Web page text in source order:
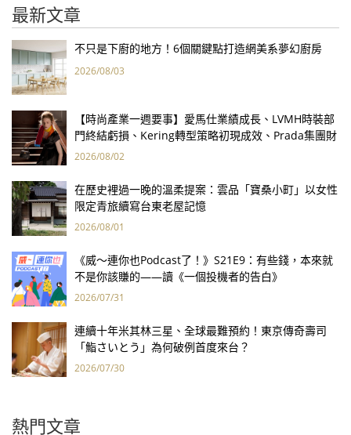
最新文章
不只是下廚的地方！6個關鍵點打造網美系夢幻廚房
2026/08/03
【時尚產業一週要事】愛馬仕業績成長、LVMH時裝部
門終結虧損、Kering轉型策略初現成效、Prada集團財
報亮眼
2026/08/02
在歷史裡過一晚的溫柔提案：雲品「寶桑小町」以女性
限定青旅續寫台東老屋記憶
2026/08/01
《威～連你也Podcast了！》S21E9：有些錢，本來就
不是你該賺的——讀《一個投機者的告白》
2026/07/31
連續十年米其林三星、全球最難預約！東京傳奇壽司
「鮨さいとう」為何破例首度來台？
2026/07/30
熱門文章